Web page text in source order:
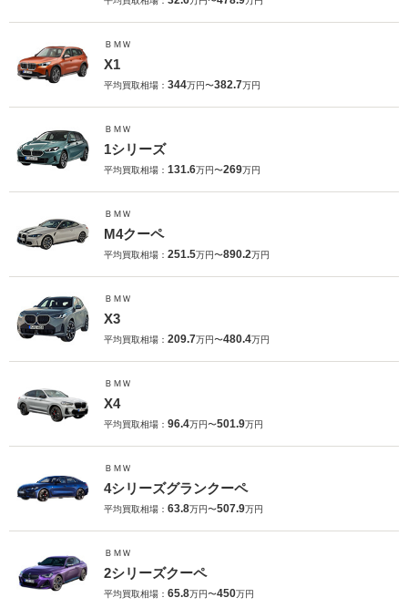
ＢＭＷ
X1
平均買取相場： 344万円〜382.7万円
ＢＭＷ
1シリーズ
平均買取相場： 131.6万円〜269万円
ＢＭＷ
M4クーペ
平均買取相場： 251.5万円〜890.2万円
ＢＭＷ
X3
平均買取相場： 209.7万円〜480.4万円
ＢＭＷ
X4
平均買取相場： 96.4万円〜501.9万円
ＢＭＷ
4シリーズグランクーペ
平均買取相場： 63.8万円〜507.9万円
ＢＭＷ
2シリーズクーペ
平均買取相場： 65.8万円〜450万円